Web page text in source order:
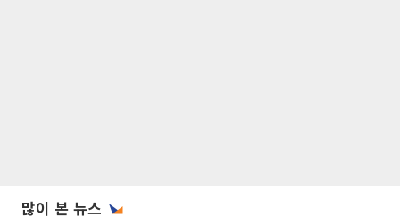
많이 본 뉴스